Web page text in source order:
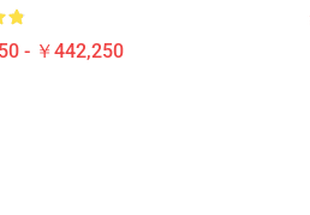
- ￥442,250